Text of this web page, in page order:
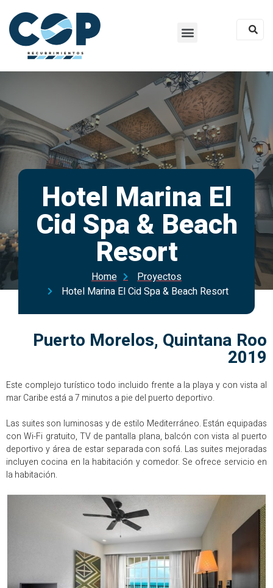
Hotel Marina El
Cid Spa & Beach
Resort
Home
Proyectos
Hotel Marina El Cid Spa & Beach Resort
Puerto Morelos, Quintana Roo
2019
Este complejo turístico todo incluido frente a la playa y con vista al
mar Caribe está a 7 minutos a pie del puerto deportivo.
Las suites son luminosas y de estilo Mediterráneo. Están equipadas
con Wi-Fi gratuito, TV de pantalla plana, balcón con vista al puerto
deportivo y área de estar separada con sofá. Las suites mejoradas
incluyen cocina en la habitación y comedor. Se ofrece servicio en
la habitación.